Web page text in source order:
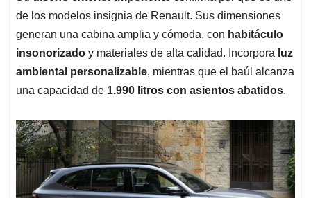
de los modelos insignia de Renault. Sus dimensiones
generan una cabina amplia y cómoda, con habitáculo
insonorizado y materiales de alta calidad. Incorpora luz
ambiental personalizable, mientras que el baúl alcanza
una capacidad de 1.990 litros con asientos abatidos.